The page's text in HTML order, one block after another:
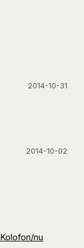
2014-10-31
2014-10-02
Kolofon/nu